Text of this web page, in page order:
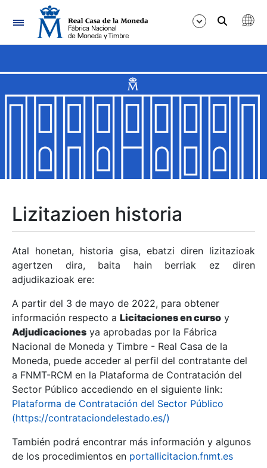
Nabigazioa
Erakutsi/Ezkutatu
Erakutsi/Ezkutatu
Erakutsi/Ezkutatu
Erakutsi/Ezkutatu
Erakutsi/Ezkutatu
Erakutsi/Ezkutatu
Erakutsi/Ezkutatu
Lizitazioen historia
Atal honetan, historia gisa, ebatzi diren lizitazioak
agertzen dira, baita hain berriak ez diren
adjudikazioak ere:
A partir del 3 de mayo de 2022, para obtener
información respecto a Licitaciones en curso y
Adjudicaciones ya aprobadas por la Fábrica
Nacional de Moneda y Timbre - Real Casa de la
Moneda, puede acceder al perfil del contratante del
a FNMT-RCM en la Plataforma de Contratación del
Sector Público accediendo en el siguiente link:
Plataforma de Contratación del Sector Público
(https://contrataciondelestado.es/)
También podrá encontrar más información y algunos
de los procedimientos en portallicitacion.fnmt.es